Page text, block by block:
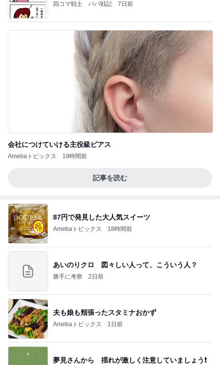
四コマ戦士 パパ戦記 7日前
会社につけていける主役級ピアス
Amebaトピックス 19時間前
記事を読む
87円で発見した大人気スイーツ
Amebaトピックス 18時間前
あいのりクロ 図々しい人って、こういう人？
勝手に考察 2日前
夫も娘も頬張ったスタミナおかず
Amebaトピックス 1日前
夢見さんから 揺れが激しく注意していましょう❗️